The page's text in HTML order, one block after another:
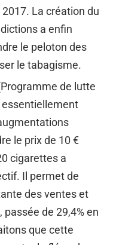
La création du
a enfin
le peloton des
le tabagisme.
de lutte
le prix de 10 €
cigarettes a
Il permet de
des ventes et
de 29,4% en
que cette